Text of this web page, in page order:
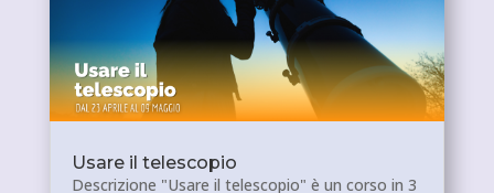
Usare il telescopio
Descrizione "Usare il telescopio" è un corso in 3